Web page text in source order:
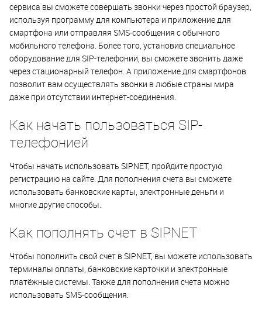
сервиса вы сможете совершать звонки через простой браузер,
используя программу для компьютера и приложение для
смартфона или отправляя SMS-сообщения с обычного
мобильного телефона. Более того, установив специальное
оборудование для SIP-телефонии, вы сможете звонить даже
через стационарный телефон. А приложение для смартфонов
позволит вам осуществлять звонки в любые страны мира
даже при отсутствии интернет-соединения.
Как начать пользоваться SIP-
телефонией
Чтобы начать использовать SIPNET, пройдите простую
регистрацию на сайте. Для пополнения счета вы сможете
использовать банковские карты, электронные деньги и
многие другие способы.
Как пополнять счет в SIPNET
Чтобы пополнить свой счет в SIPNET, вы можете использовать
терминалы оплаты, банковские карточки и электронные
платёжные системы. Также для пополнения счета можно
использовать SMS-сообщения.